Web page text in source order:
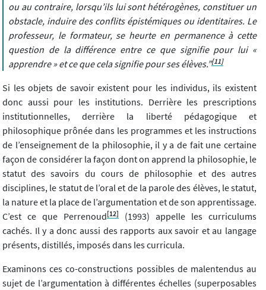
ou au contraire, lorsqu’ils lui sont hétérogènes, constituer un
obstacle, induire des conflits épistémiques ou identitaires. Le
professeur, le formateur, se heurte en permanence à cette
question de la différence entre ce que signifie pour lui «
apprendre » et ce que cela signifie pour ses élèves.”[11]
Si les objets de savoir existent pour les individus, ils existent
donc aussi pour les institutions. Derrière les prescriptions
institutionnelles, derrière la liberté pédagogique et
philosophique prônée dans les programmes et les instructions
de l’enseignement de la philosophie, il y a de fait une certaine
façon de considérer la façon dont on apprend la philosophie, le
statut des savoirs du cours de philosophie et des autres
disciplines, le statut de l’oral et de la parole des élèves, le statut,
la nature et la place de l’argumentation et de son apprentissage.
C’est ce que Perrenoud[12]
(1993) appelle les curriculums
cachés. Il y a donc aussi des rapports aux savoir et au langage
présents, distillés, imposés dans les curricula.
Examinons ces co-constructions possibles de malentendus au
sujet de l’argumentation à différentes échelles (superposables